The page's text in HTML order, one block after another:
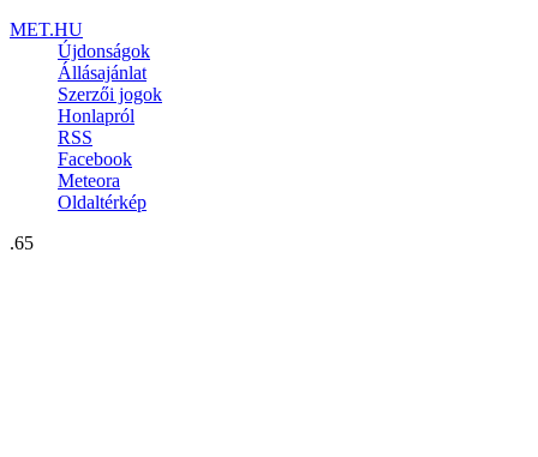
MET.HU
Újdonságok
Állásajánlat
Szerzői jogok
Honlapról
RSS
Facebook
Meteora
Oldaltérkép
.65